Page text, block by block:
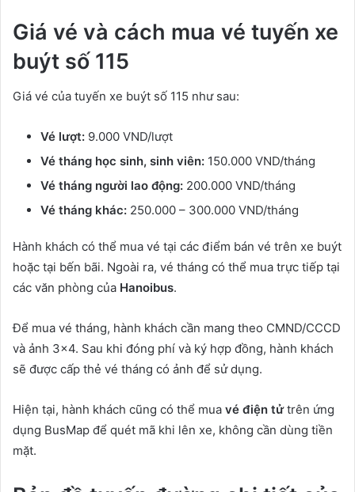
Giá vé và cách mua vé tuyến xe
buýt số 115
Giá vé của tuyến xe buýt số 115 như sau:
Vé lượt: 9.000 VND/lượt
Vé tháng học sinh, sinh viên: 150.000 VND/tháng
Vé tháng người lao động: 200.000 VND/tháng
Vé tháng khác: 250.000 – 300.000 VND/tháng
Hành khách có thể mua vé tại các điểm bán vé trên xe buýt
hoặc tại bến bãi. Ngoài ra, vé tháng có thể mua trực tiếp tại
các văn phòng của Hanoibus.
Để mua vé tháng, hành khách cần mang theo CMND/CCCD
và ảnh 3×4. Sau khi đóng phí và ký hợp đồng, hành khách
sẽ được cấp thẻ vé tháng có ảnh để sử dụng.
Hiện tại, hành khách cũng có thể mua vé điện tửtrên ứng
dụng BusMap để quét mã khi lên xe, không cần dùng tiền
mặt.